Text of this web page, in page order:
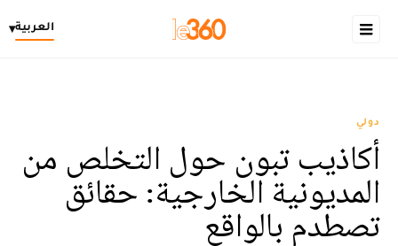
العربية▾
دولي
أكاذيب تبون حول التخلص من
المديونية الخارجية: حقائق
تصطدم بالواقع